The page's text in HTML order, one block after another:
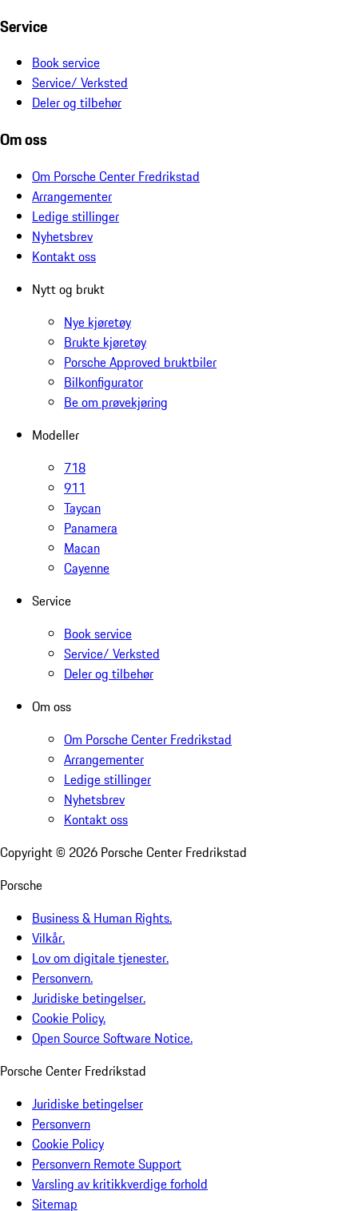
Service
Book service
Service/ Verksted
Deler og tilbehør
Om oss
Om Porsche Center Fredrikstad
Arrangementer
Ledige stillinger
Nyhetsbrev
Kontakt oss
Nytt og brukt
Nye kjøretøy
Brukte kjøretøy
Porsche Approved bruktbiler
Bilkonfigurator
Be om prøvekjøring
Modeller
718
911
Taycan
Panamera
Macan
Cayenne
Service
Book service
Service/ Verksted
Deler og tilbehør
Om oss
Om Porsche Center Fredrikstad
Arrangementer
Ledige stillinger
Nyhetsbrev
Kontakt oss
Copyright © 2026 Porsche Center Fredrikstad
Porsche
Business & Human Rights.
Vilkår.
Lov om digitale tjenester.
Personvern.
Juridiske betingelser.
Cookie Policy.
Open Source Software Notice.
Porsche Center Fredrikstad
Juridiske betingelser
Personvern
Cookie Policy
Personvern Remote Support
Varsling av kritikkverdige forhold
Sitemap